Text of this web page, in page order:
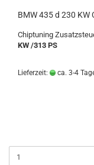
BMW 435 d 230
Chiptuning
KW /313 PS
Lieferzeit: ca. 3-4